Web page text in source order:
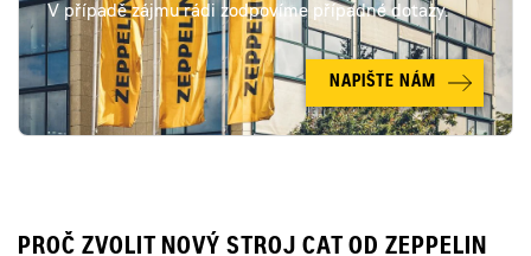
V případě zájmu rádi zodpovíme případné dotazy.
NAPIŠTE NÁM
PROČ ZVOLIT NOVÝ STROJ CAT OD ZEPPELIN